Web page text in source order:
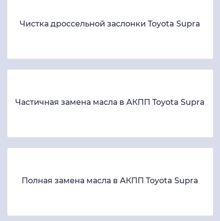
Чистка дроссельной заслонки Toyota Supra
Частичная замена масла в АКПП Toyota Supra
Полная замена масла в АКПП Toyota Supra